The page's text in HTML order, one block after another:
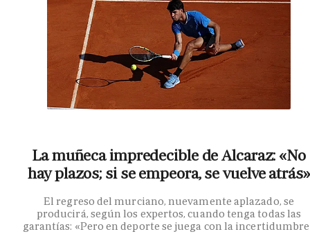
La muñeca impredecible de Alcaraz: «No
hay plazos; si se empeora, se vuelve atrás»
El regreso del murciano, nuevamente aplazado, se
producirá, según los expertos, cuando tenga todas las
garantías: «Pero en deporte se juega con la